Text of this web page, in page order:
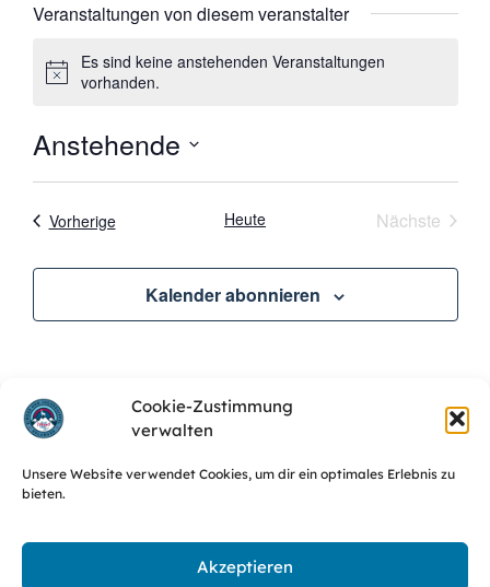
Cookie-Zustimmung
verwalten
Unsere Website verwendet Cookies, um dir ein optimales Erlebnis zu
bieten.
Akzeptieren
Veranstaltungen von diesem veranstalter
Hinweis
Es sind keine anstehenden Veranstaltungen
vorhanden.
Anstehende
VorherigeVeranstaltungenHeute Nächste
Kalender abonnieren